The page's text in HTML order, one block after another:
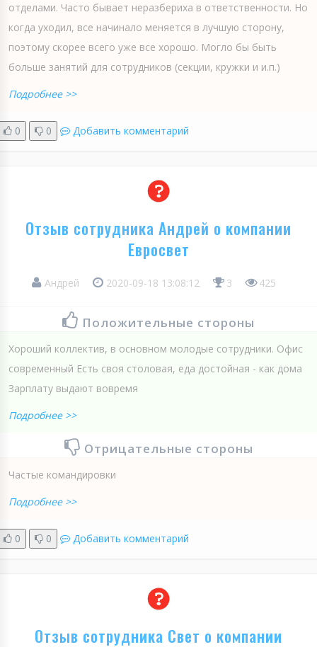
отделами. Часто бывает неразбериха в ответственности. Но
когда уходил, все начинало меняется в лучшую сторону,
поэтому скорее всего уже все хорошо. Могло бы быть
больше занятий для сотрудников (секции, кружки и и.п.)
Подробнее >>
0 0 Добавить комментарий
Отзыв сотрудника Андрей о компании
Евросвет
Андрей 2020-09-18 13:08:12 3 425
Положительные стороны
Хороший коллектив, в основном молодые сотрудники. Офис
современный Есть своя столовая, еда достойная - как дома
Зарплату выдают вовремя
Подробнее >>
Отрицательные стороны
Частые командировки
Подробнее >>
0 0 Добавить комментарий
Отзыв сотрудника Свет о компании